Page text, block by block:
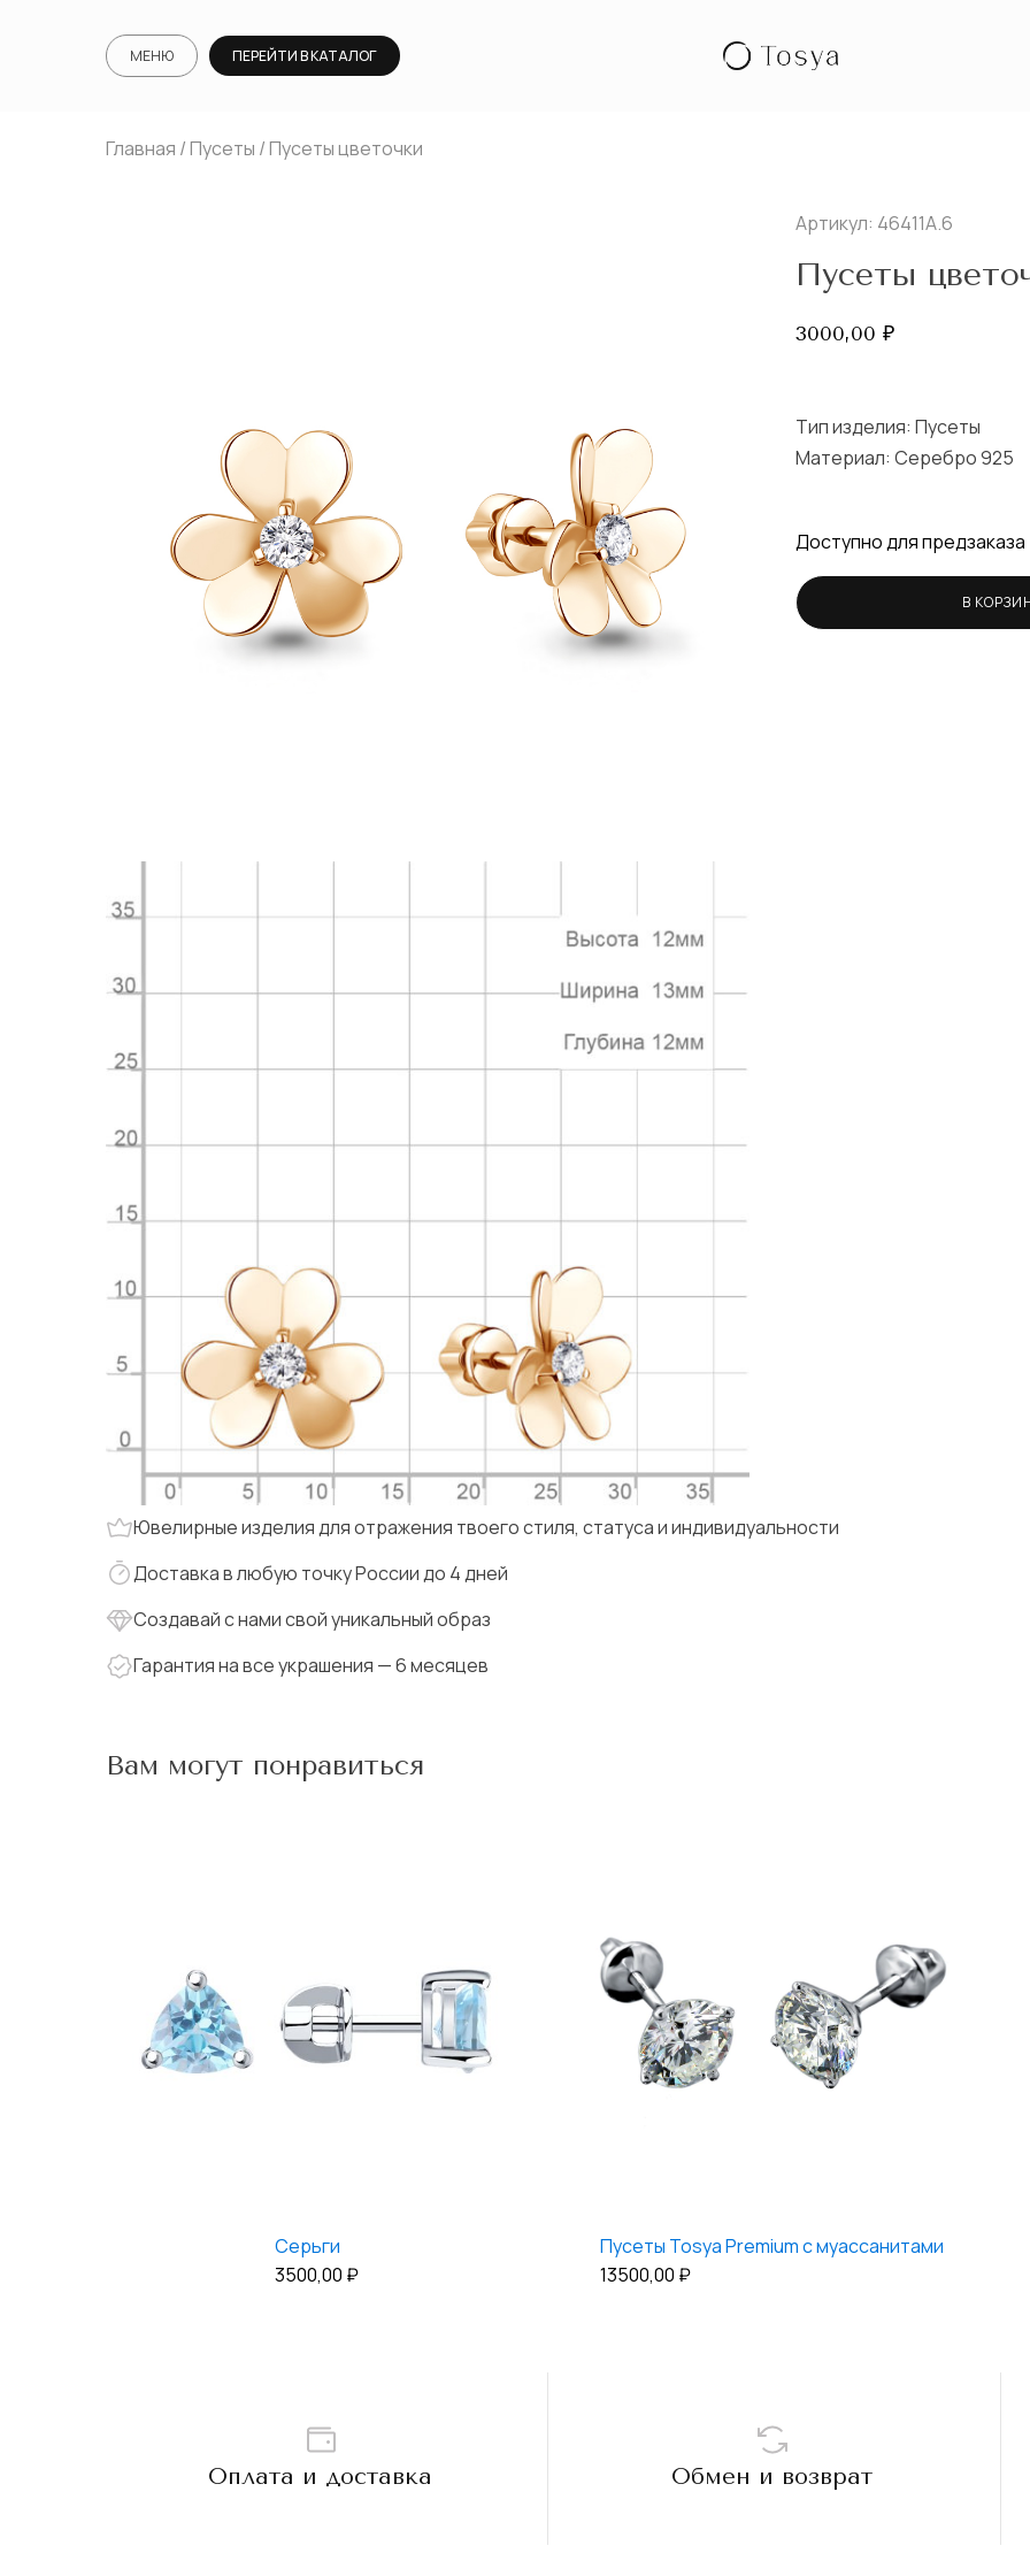
МЕНЮ ПЕРЕЙТИ В КАТАЛОГ
Главная /Пусеты / Пусеты цветочки
Артикул: 46411А.6
Пусеты
3000,00 ₽
Тип изделия: Пусеты
Материал: Серебро 925
Доступно для предзаказа
В
Ювелирные изделия для отражения твоего стиля, статуса и индивидуальности
Доставка в любую точку России до 4 дней
Создавай с нами свой уникальный образ
Гарантия на все украшения — 6 месяцев
Вам могут понравиться
Серьги
3500,00 ₽
Пусеты Tosya Premium с муассанитами
13500,00 ₽
Оплата и доставка Обмен и возврат